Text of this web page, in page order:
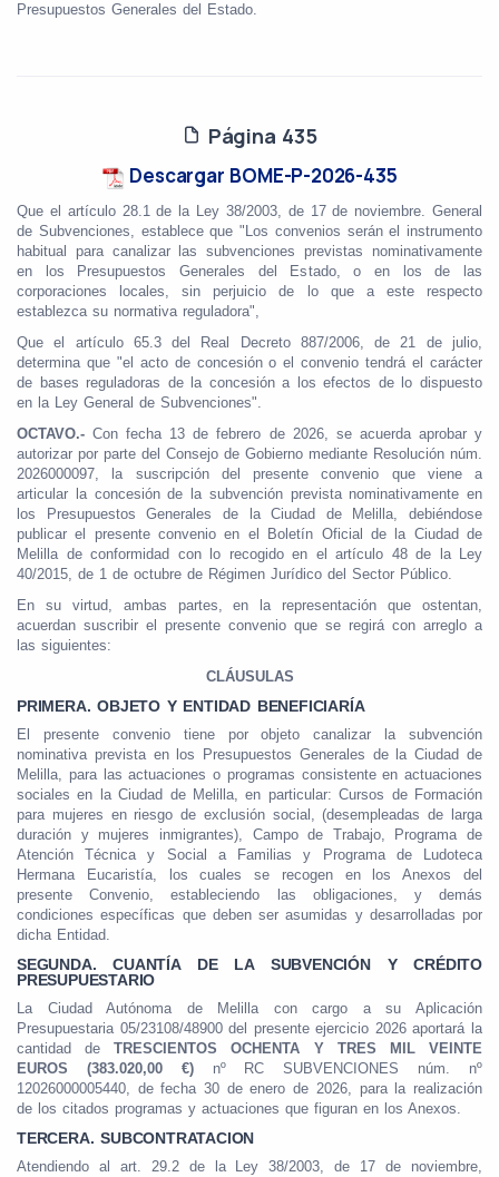
Presupuestos Generales del Estado.
Página 435
Descargar BOME-P-2026-435
Que el artículo 28.1 de la Ley 38/2003, de 17 de noviembre. General
de Subvenciones, establece que "Los convenios serán el instrumento
habitual para canalizar las subvenciones previstas nominativamente
en los Presupuestos Generales del Estado, o en los de las
corporaciones locales, sin perjuicio de lo que a este respecto
establezca su normativa reguladora",
Que el artículo 65.3 del Real Decreto 887/2006, de 21 de julio,
determina que "el acto de concesión o el convenio tendrá el carácter
de bases reguladoras de la concesión a los efectos de lo dispuesto
en la Ley General de Subvenciones".
OCTAVO.-Con fecha 13 de febrero de 2026, se acuerda aprobar y
autorizar por parte del Consejo de Gobierno mediante Resolución núm.
2026000097, la suscripción del presente convenio que viene a
articular la concesión de la subvención prevista nominativamente en
los Presupuestos Generales de la Ciudad de Melilla, debiéndose
publicar el presente convenio en el Boletín Oficial de la Ciudad de
Melilla de conformidad con lo recogido en el artículo 48 de la Ley
40/2015, de 1 de octubre de Régimen Jurídico del Sector Público.
En su virtud, ambas partes, en la representación que ostentan,
acuerdan suscribir el presente convenio que se regirá con arreglo a
las siguientes:
CLÁUSULAS
PRIMERA. OBJETO Y ENTIDAD BENEFICIARÍA
El presente convenio tiene por objeto canalizar la subvención
nominativa prevista en los Presupuestos Generales de la Ciudad de
Melilla, para las actuaciones o programas consistente en actuaciones
sociales en la Ciudad de Melilla, en particular: Cursos de Formación
para mujeres en riesgo de exclusión social, (desempleadas de larga
duración y mujeres inmigrantes), Campo de Trabajo, Programa de
Atención Técnica y Social a Familias y Programa de Ludoteca
Hermana Eucaristía, los cuales se recogen en los Anexos del
presente Convenio, estableciendo las obligaciones, y demás
condiciones específicas que deben ser asumidas y desarrolladas por
dicha Entidad.
SEGUNDA. CUANTÍA DE LA SUBVENCIÓN Y CRÉDITO
PRESUPUESTARIO
La Ciudad Autónoma de Melilla con cargo a su Aplicación
Presupuestaria 05/23108/48900 del presente ejercicio 2026 aportará la
cantidad deTRESCIENTOS OCHENTA Y TRES MIL VEINTE
EUROS (383.020,00 €) nº RC SUBVENCIONES núm. nº
12026000005440, de fecha 30 de enero de 2026, para la realización
de los citados programas y actuaciones que figuran en los Anexos.
TERCERA. SUBCONTRATACION
Atendiendo al art. 29.2 de la Ley 38/2003, de 17 de noviembre,